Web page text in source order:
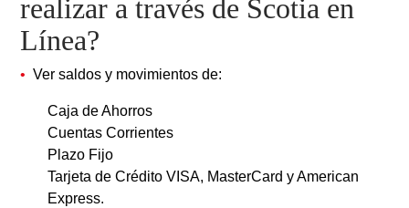
realizar a través de Scotia en
Línea?
Ver saldos y movimientos de:
Caja de Ahorros
Cuentas Corrientes
Plazo Fijo
Tarjeta de Crédito VISA, MasterCard y American
Express.